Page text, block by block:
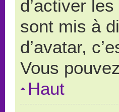
d’activer
sont mis à
d’avatar,
Vous
Haut